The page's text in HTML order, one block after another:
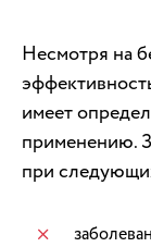
Несмотря на
имеет
применению.
при